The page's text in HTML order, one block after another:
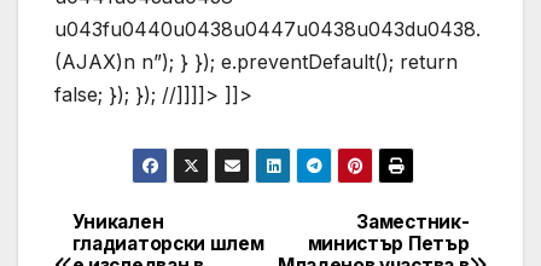
u043fu0440u0438u0447u0438u043du0438.
(AJAX)n n”); } }); e.preventDefault(); return
false; }); }); //]]]]> ]]>
Post
Заместник-
министър Петър
Уникален
гладиаторски шлем